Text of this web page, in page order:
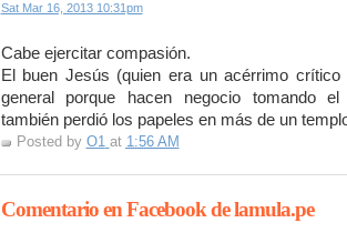
Sat Mar 16, 2013 10:31pm
Cabe ejercitar compasión.
El buen Jesús (quien era un acérrimo
general porque hacen negocio tomando
también perdió los papeles en más de un
Posted by O1 at 1:56 AM
Comentario en Facebook de lamula.pe